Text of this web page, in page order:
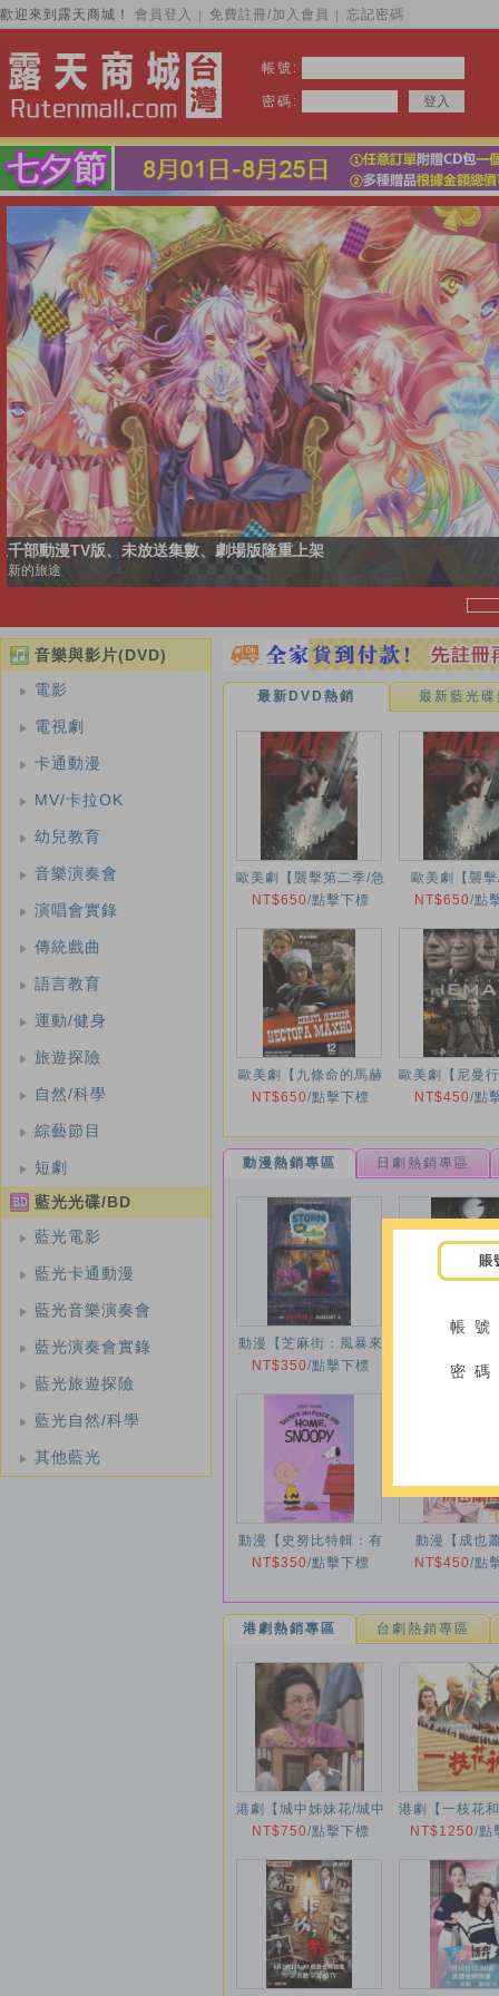
歡迎來到露天商城！ 會員登入 免費註冊/加入會員 忘記密碼
賬
帳 號
密 碼
帳號:
密碼:
孤獨皇后
音樂與影片(DVD)
電影
電視劇
卡通動漫
MV/卡拉OK
幼兒教育
音樂演奏會
演唱會實錄
傳統戲曲
語言教育
運動/健身
旅遊探險
自然/科學
綜藝節目
短劇
藍光光碟/BD
藍光電影
藍光卡通動漫
藍光音樂演奏會
藍光演奏會實錄
藍光旅遊探險
藍光自然/科學
其他藍光
最新DVD熱銷 最新藍光
歐美劇【襲擊第二季/急
襲第二季/Налёт】
NT$650/點擊下標
歐美劇【襲
Налёт】
NT$650/點
歐美劇【九條命的馬赫
諾/Девять жизней
2007年
NT$650/點擊下標
歐美劇【尼曼
行動/
NT$450/點
動漫熱銷專區 日劇熱銷專區
動漫【芝麻街：風暴來
襲】2024年
NT$350/點擊下標
年
NT$350 /點
動漫【史努比特輯：有
家真好/史諾比開心呈
2026年
NT$350/點擊下標
動漫【成也
2026年
NT$450/點
港劇熱銷專區 台劇熱銷專區
港劇【城中姊妹花/城中
姐妹花】1993年
NT$750/點擊下標
港劇【一枝花
外傳/花和尚
NT$1250/點